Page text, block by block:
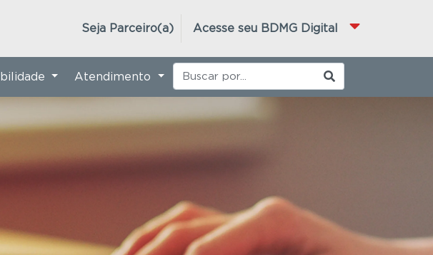
Acesse seu BDMG Digital
Seja Parceiro(a)
Atendimento